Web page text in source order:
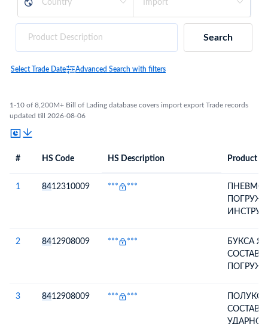
Search
Select Trade Date Advanced Search with filters
1-10 of 8,200M+ Bill of Lading database covers import export Trade records
updated till 2026-08-06
# HS Code HS Description Product
1 8412310009 *** ***
НА
К
2 8412908009 *** ***
БУКСА
HD45А,
3 8412908009 *** ***